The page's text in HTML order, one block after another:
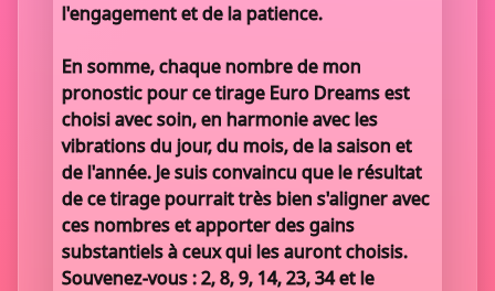
l'engagement et de la patience.
En somme, chaque nombre de mon
pronostic pour ce tirage Euro Dreams est
choisi avec soin, en harmonie avec les
vibrations du jour, du mois, de la saison et
de l'année. Je suis convaincu que le résultat
de ce tirage pourrait très bien s'aligner avec
ces nombres et apporter des gains
substantiels à ceux qui les auront choisis.
Souvenez-vous : 2, 8, 9, 14, 23, 34 et le